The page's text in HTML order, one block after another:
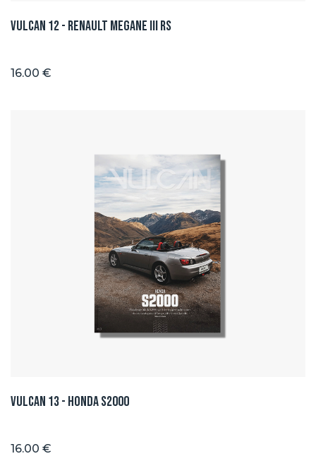
Vulcan 12 - Renault Megane III RS
16.00 €
Vulcan 13 - Honda S2000
16.00 €